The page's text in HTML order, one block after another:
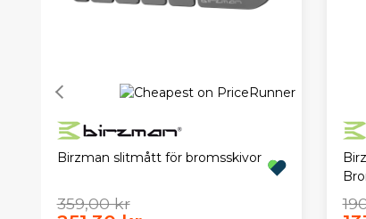
Birzman slitmått för bromsskivor
359,00 kr